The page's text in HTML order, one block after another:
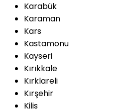
Karabük
Karaman
Kars
Kastamonu
Kayseri
Kırıkkale
Kırklareli
Kırşehir
Kilis